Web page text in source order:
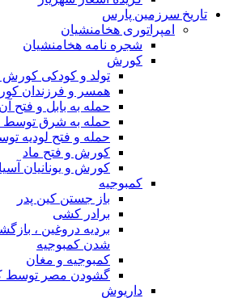
تاریخ سرزمین پارس
امپراتوری هخامنشیان
شجره نامه هخامنشیان
کورش
تولد و کودکی
همسر و فرزندان
حمله به بابل و فتح
حمله به شرق
حمله و فتح لودیه
کورش و فتح ماد
کورش و یونانیان آسیا
کمبوجیه
باز جستن کین پدر
برادر کشی
بردیه دروغین ،
شدن کمبوجیه
کمبوجیه و مغان
گشودن مصر توسط
داریوش